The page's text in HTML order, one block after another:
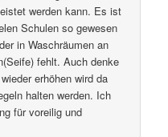
werden kann. Es ist
Schulen so gewesen
in Waschräumen an
fehlt. Auch denke
erhöhen wird da
halten werden. Ich
für voreilig und